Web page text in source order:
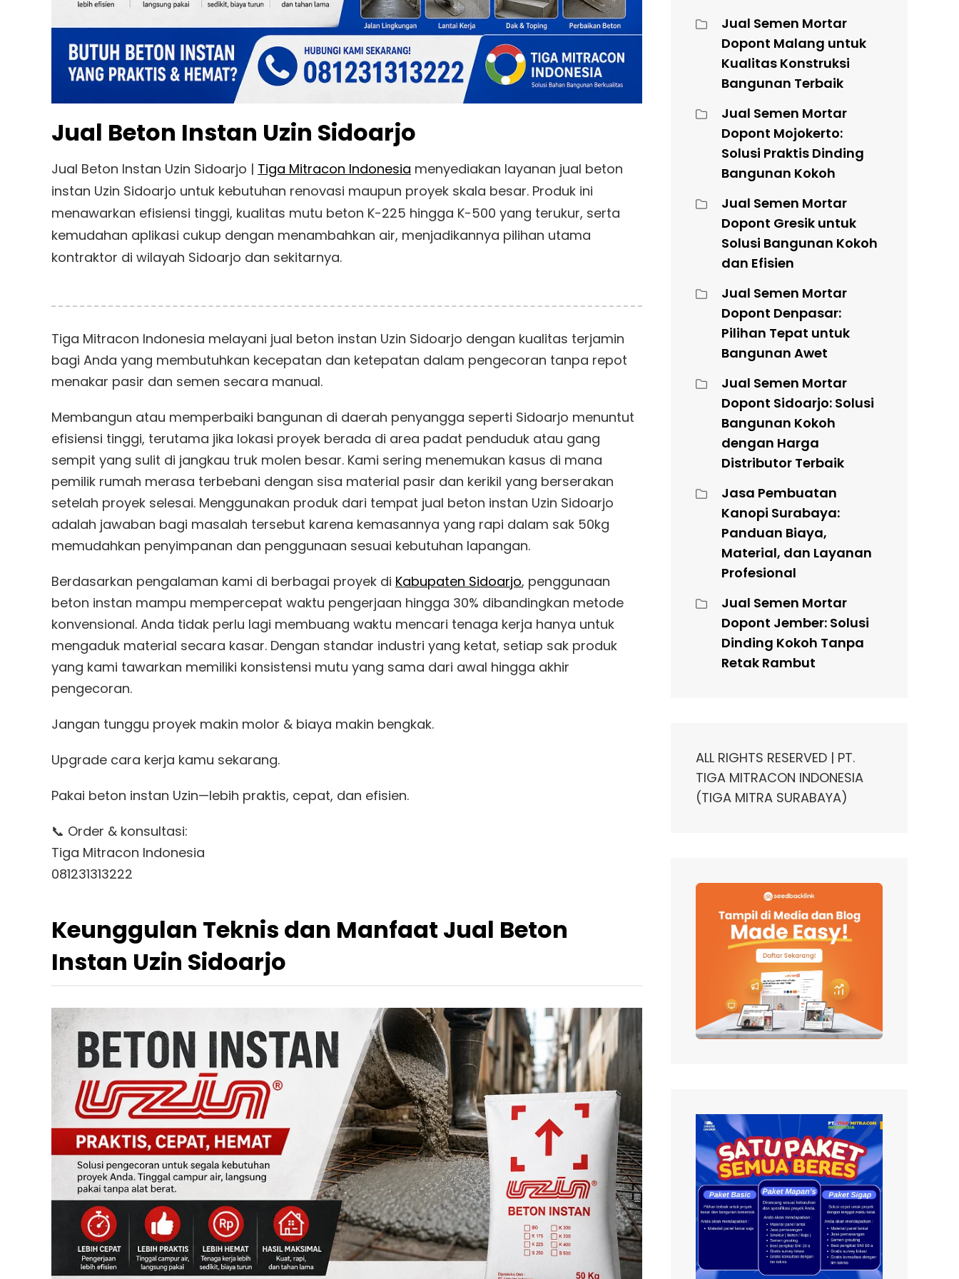
Jual Beton Instan Uzin Sidoarjo
Jual Beton Instan Uzin Sidoarjo | Tiga Mitracon Indonesia menyediakan layanan jual beton
instan Uzin Sidoarjo untuk kebutuhan renovasi maupun proyek skala besar. Produk ini
menawarkan efisiensi tinggi, kualitas mutu beton K-225 hingga K-500 yang terukur, serta
kemudahan aplikasi cukup dengan menambahkan air, menjadikannya pilihan utama
kontraktor di wilayah Sidoarjo dan sekitarnya.
Tiga Mitracon Indonesia melayani jual beton instan Uzin Sidoarjo dengan kualitas terjamin
bagi Anda yang membutuhkan kecepatan dan ketepatan dalam pengecoran tanpa repot
menakar pasir dan semen secara manual.
Membangun atau memperbaiki bangunan di daerah penyangga seperti Sidoarjo menuntut
efisiensi tinggi, terutama jika lokasi proyek berada di area padat penduduk atau gang
sempit yang sulit di jangkau truk molen besar. Kami sering menemukan kasus di mana
pemilik rumah merasa terbebani dengan sisa material pasir dan kerikil yang berserakan
setelah proyek selesai. Menggunakan produk dari tempat jual beton instan Uzin Sidoarjo
adalah jawaban bagi masalah tersebut karena kemasannya yang rapi dalam sak 50kg
memudahkan penyimpanan dan penggunaan sesuai kebutuhan lapangan.
Berdasarkan pengalaman kami di berbagai proyek di Kabupaten Sidoarjo, penggunaan
beton instan mampu mempercepat waktu pengerjaan hingga 30% dibandingkan metode
konvensional. Anda tidak perlu lagi membuang waktu mencari tenaga kerja hanya untuk
mengaduk material secara kasar. Dengan standar industri yang ketat, setiap sak produk
yang kami tawarkan memiliki konsistensi mutu yang sama dari awal hingga akhir
pengecoran.
Jangan tunggu proyek makin molor & biaya makin bengkak.
Upgrade cara kerja kamu sekarang.
Pakai beton instan Uzin—lebih praktis, cepat, dan efisien.
📞 Order & konsultasi:
Tiga Mitracon Indonesia
081231313222
Keunggulan Teknis dan Manfaat Jual Beton
Instan Uzin Sidoarjo
Jual Semen Mortar
Dopont Malang untuk
Kualitas Konstruksi
Bangunan Terbaik
Jual Semen Mortar
Dopont Mojokerto:
Solusi Praktis Dinding
Bangunan Kokoh
Jual Semen Mortar
Dopont Gresik untuk
Solusi Bangunan Kokoh
dan Efisien
Jual Semen Mortar
Dopont Denpasar:
Pilihan Tepat untuk
Bangunan Awet
Jual Semen Mortar
Dopont Sidoarjo: Solusi
Bangunan Kokoh
dengan Harga
Distributor Terbaik
Jasa Pembuatan
Kanopi Surabaya:
Panduan Biaya,
Material, dan Layanan
Profesional
Jual Semen Mortar
Dopont Jember: Solusi
Dinding Kokoh Tanpa
Retak Rambut
ALL RIGHTS RESERVED | PT.
TIGA MITRACON INDONESIA
(TIGA MITRA SURABAYA)